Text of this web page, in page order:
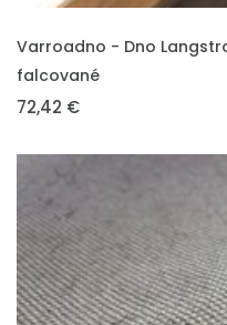
VLOŽIT DO KOŠÍKU
Varroadno - Dno
falcované
72,42 €